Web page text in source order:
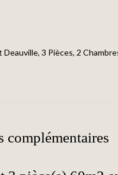
3 Pièces, 2
complémentaires